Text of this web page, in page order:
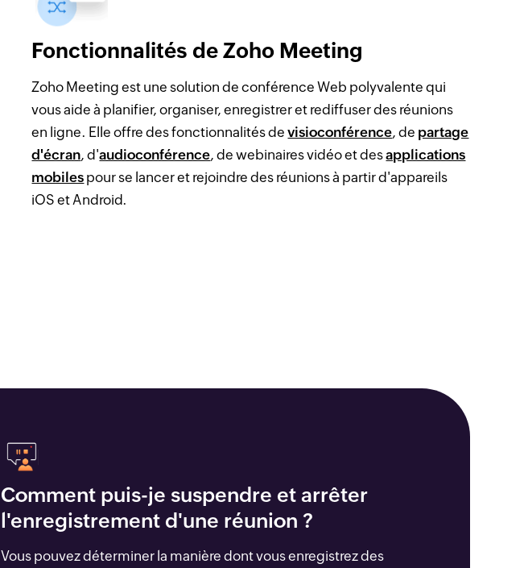
Fonctionnalités de Zoho Meeting
Zoho Meeting est une solution de conférence Web polyvalente qui
vous aide à planifier, organiser, enregistrer et rediffuser des réunions
en ligne. Elle offre des fonctionnalités devisioconférence, de partage
d'écran, d'audioconférence, de webinaires vidéo et desapplications
mobiles pour se lancer et rejoindre des réunions à partir d'appareils
iOS et Android.
Comment puis-je suspendre et arrêter
l'enregistrement d'une réunion ?
Vous pouvez déterminer la manière dont vous enregistrez des